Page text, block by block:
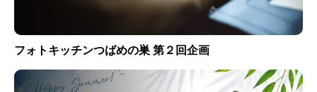
フォトキッチンつばめの巣 第２回企画